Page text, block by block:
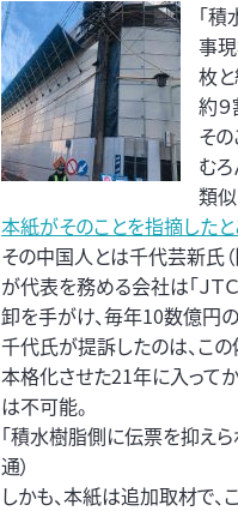
「
事
枚
約
そ
む
類似
本紙がそのことを指摘したと
その中国人とは千代芸新氏
が代表を務める会社は「ＪＴ
卸を手がけ、毎年10数億円の
千代氏が提訴したのは、こ
本格化させた21年に入って
は不可能。
「積水樹脂側に伝票を抑え
通）
しかも、本紙は追加取材で、